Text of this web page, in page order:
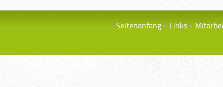
Seitenanfang Links